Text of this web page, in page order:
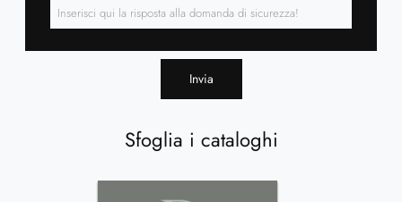
Sfoglia i cataloghi
Invia